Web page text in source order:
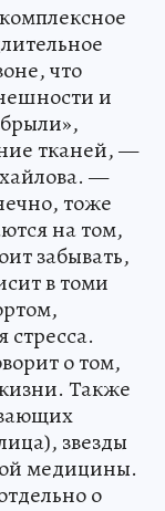
что
и
тканей, —
—
тоже
на том,
забывать,
в томи
стресса.
о том,
Также
звезды
медицины.
о